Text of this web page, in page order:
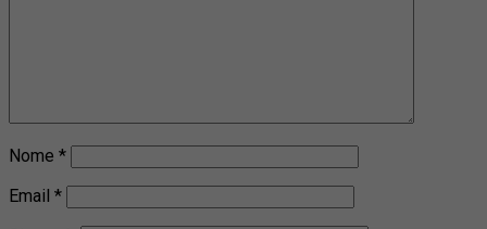
Nome *
Email *